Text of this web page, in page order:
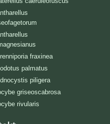
fraxinea
palmatus
piligera
griseoscabrosa
rivularis